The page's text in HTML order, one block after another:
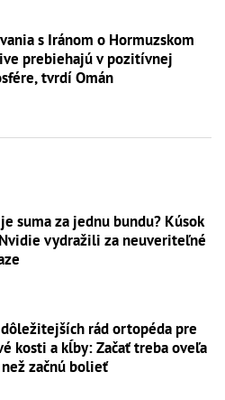
s Iránom o Hormuzskom
prebiehajú v pozitívnej
tvrdí Omán
suma za jednu bundu? Kúsok
vydražili za neuveriteľné
rád ortopéda pre
kosti a kĺby: Začať treba oveľa
začnú bolieť